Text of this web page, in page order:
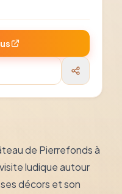
de Pierrefonds à
ludique autour
décors et son